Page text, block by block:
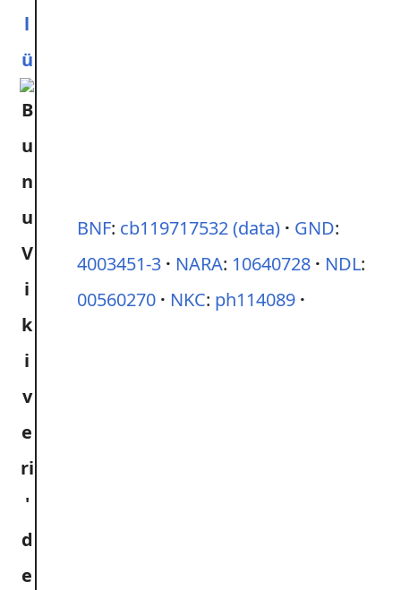
l
ü
BNF: cb119717532(data) GND:
4003451-3
NARA: 10640728 NDL:
00560270
NKC: ph114089